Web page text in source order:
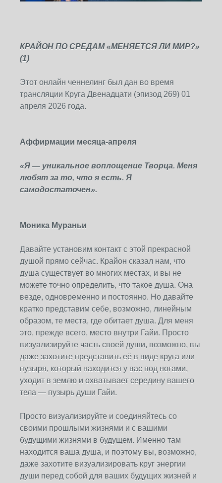
КРАЙОН ПО СРЕДАМ «МЕНЯЕТСЯ ЛИ МИР?»
(1)
Этот онлайн ченнелинг был дан во время
трансляции Круга Двенадцати (эпизод 269) 01
апреля 2026 года.
Аффирмации месяца-апреля
«Я — уникальное воплощение Творца. Меня
любят за то, что я есть. Я
самодостаточен».
Моника Мураньи
Давайте установим контакт с этой прекрасной
душой прямо сейчас. Крайон сказал нам, что
душа существует во многих местах, и вы не
можете точно определить, что такое душа. Она
везде, одновременно и постоянно. Но давайте
кратко представим себе, возможно, линейным
образом, те места, где обитает душа. Для меня
это, прежде всего, место внутри Гайи. Просто
визуализируйте часть своей души, возможно, вы
даже захотите представить её в виде круга или
пузыря, который находится у вас под ногами,
уходит в землю и охватывает середину вашего
тела — пузырь души Гайи.
Просто визуализируйте и соединяйтесь со
своими прошлыми жизнями и с вашими
будущими жизнями в будущем. Именно там
находится ваша душа, и поэтому вы, возможно,
даже захотите визуализировать круг энергии
души перед собой для ваших будущих жизней и